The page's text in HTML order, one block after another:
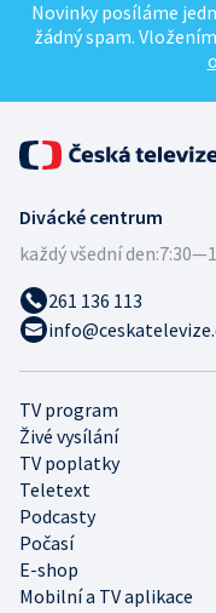
Novinky posíláme
žádný spam.